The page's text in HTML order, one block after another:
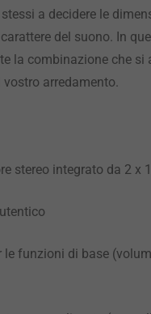
a decidere le
del suono. In
la combinazione che si
arredamento.
stereo integrato da 2 x
funzioni di base